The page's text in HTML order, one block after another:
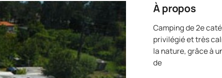
À propos
Camping de 2e
privilégié et très
la nature, grâce à
de